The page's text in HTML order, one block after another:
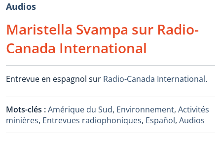
Audios
Maristella Svampa sur Radio-
Canada International
Entrevue en espagnol sur Radio-Canada International.
Mots-clés :Amérique du Sud, Environnement, Activités
minières, Entrevues radiophoniques, Español, Audios